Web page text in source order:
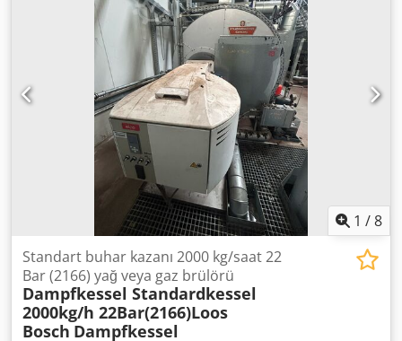
1 /8
Standart buhar kazanı 2000 kg/saat 22
Bar (2166) yağ veya gaz brülörü
Dampfkessel Standardkessel
2000kg/h 22Bar(2166)Loos
Bosch Dampfkessel